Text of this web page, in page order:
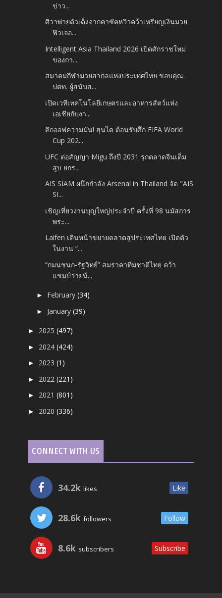
ข่าว...
ศิวาพ่ายตัวเต็งจากคาซัคหวิวคว้าเหรียญเงินมวย
ฟิวเจอ...
Intelligent Asia Thailand 2026 เปิดศักราชใหม่
ของกา...
สมาคมกีฬามวยสากลแห่งประเทศไทย ขอบคุณ
ปตท. ผู้สนับส...
เปิดเวทีเทคโนโลยีเกษตรและอาหารสัตว์แห่ง
เอเชียกับงา...
คิกออฟความมัน! ฮุนได ต้อนรับศึก FIFA World
Cup 202...
UFC ต่อสัญญา Migu ถึงปี 2031 รุกตลาดจีนเต็ม
สูบ ยกร...
AIS SIAM ผนึกกำลัง Arsenal in Thailand จัด "AIS
SI...
เชิญเที่ยวงานบุญใหญ่ประจำปี ครั้งที่ 98 นมัสการ
พระ...
Laifen เดินหน้าขยายตลาดสู่ประเทศไทย เปิดตัว
ในงาน “...
“กมนชนก-รัฐวิทย์” สมราคาทีมชาติไทย คว้า
แชมป์ว่ายน้...
► February(34)
► January(39)
► 2025(497)
► 2024(424)
► 2023(1)
► 2022(221)
► 2021(801)
► 2020(336)
CONNECT WITH US
34.2k likes Like
28.6k followers Follow
8.6k subscribers Subscribe